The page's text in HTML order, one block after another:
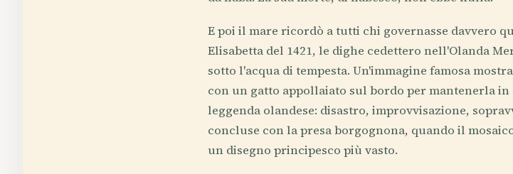
E poi il mare ricordò a tutti chi governasse davvero
Elisabetta del 1421, le dighe cedettero nell'Olanda
sotto l'acqua di tempesta. Un'immagine famosa
con un gatto appollaiato sul bordo per mantenerla
leggenda olandese: disastro, improvvisazione,
concluse con la presa borgognona, quando il
un disegno principesco più vasto.